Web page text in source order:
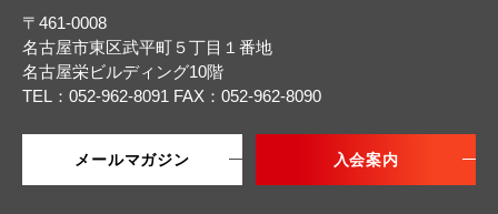
〒461-0008
名古屋市東区武平町５丁目１番地
名古屋栄ビルディング10階
TEL：052-962-8091 FAX：052-962-8090
メールマガジン 入会案内